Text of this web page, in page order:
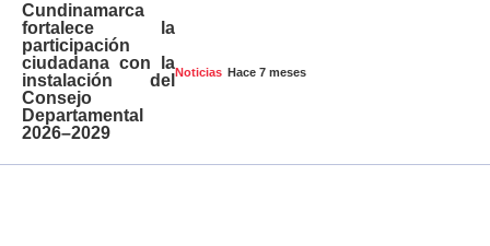
Noticias Hace 7 meses
Cundinamarca
fortalece la
participación
ciudadana con la
instalación del
Consejo
Departamental
2026–2029